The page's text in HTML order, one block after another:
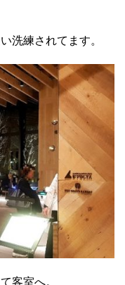
洗練されてます。
客室へ。